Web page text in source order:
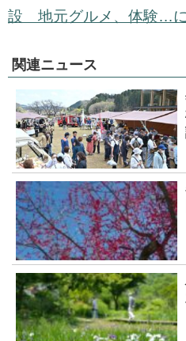
設 地元グルメ、体験…
関連ニュース